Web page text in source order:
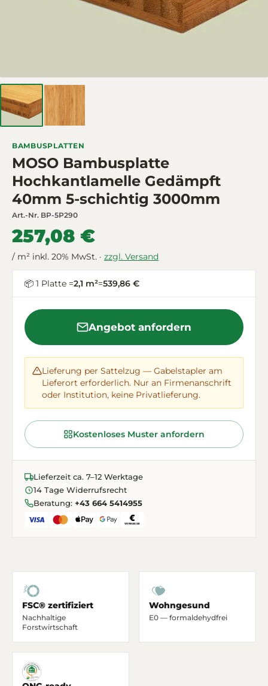
BAMBUSPLATTEN
MOSO Bambusplatte
Hochkantlamelle Gedämpft
40mm 5-schichtig 3000mm
Art.-Nr. BP-5P290
257,08 €
/ m² inkl. 20% MwSt. · zzgl. Versand
📦 1 Platte =2,1 m²=539,86 €
Angebot anfordern
Lieferung per Sattelzug — Gabelstapler am
Lieferort erforderlich. Nur an Firmenanschrift
oder Institution, keine Privatlieferung.
Kostenloses Muster anfordern
Lieferzeit ca. 7–12 Werktage
14 Tage Widerrufsrecht
Beratung: +43 664 5414955
FSC® zertifiziert
Nachhaltige
Forstwirtschaft
Wohngesund
E0 — formaldehydfrei